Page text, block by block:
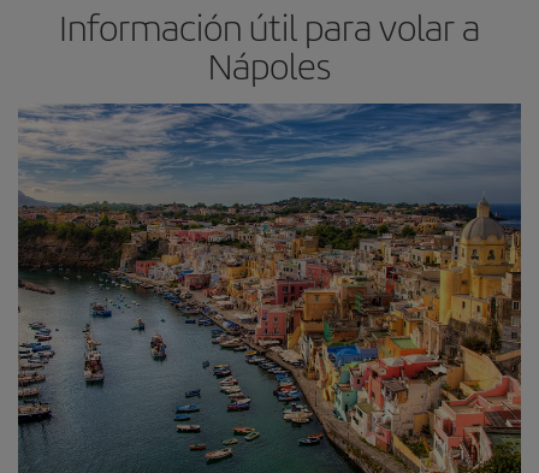
Información útil para volar a
Nápoles